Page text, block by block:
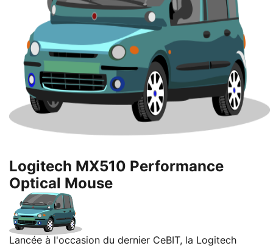
Logitech MX510 Performance
Optical Mouse
Lancée à l'occasion du dernier CeBIT, la Logitech